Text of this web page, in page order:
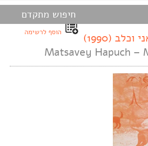
חיפוש מתקדם
הוסף לרשימה
(1990)
Matsavey Hapuch –